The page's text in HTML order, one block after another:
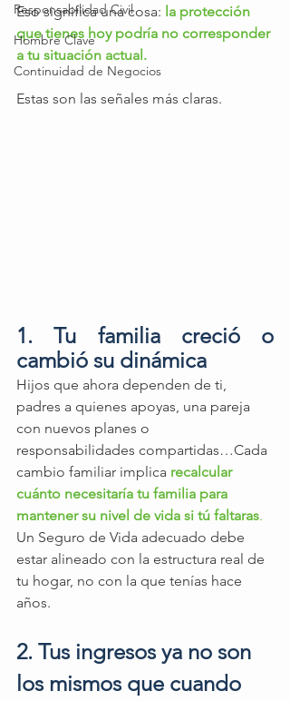
Responsabilidad Civil
Hombre Clave
Continuidad de Negocios
Eso significa una cosa: la protección
que tienes hoy podría no corresponder
a tu situación actual.
Estas son las señales más claras.
1. Tu familia creció o
cambió su dinámica
Hijos que ahora dependen de ti,
padres a quienes apoyas, una pareja
con nuevos planes o
responsabilidades compartidas…Cada
cambio familiar implica recalcular
cuánto necesitaría tu familia para
mantener su nivel de vida si tú faltaras.
Un Seguro de Vida adecuado debe
estar alineado con la estructura real de
tu hogar, no con la que tenías hace
años.
2. Tus ingresos ya no son
los mismos que cuando